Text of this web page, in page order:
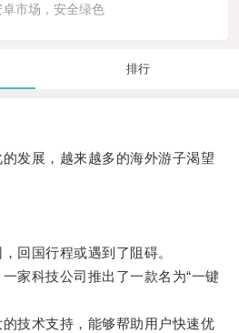
卓市场，安全绿色
排行
展，越来越多的海外游子渴望
国行程或遇到了阻碍。
科技公司推出了一款名为“一键
术支持，能够帮助用户快速优